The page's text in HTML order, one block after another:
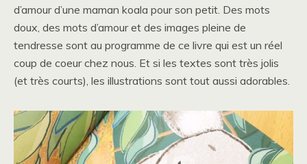
d’amour d’une maman koala pour son petit. Des mots
doux, des mots d’amour et des images pleine de
tendresse sont au programme de ce livre qui est un réel
coup de coeur chez nous. Et si les textes sont très jolis
(et très courts), les illustrations sont tout aussi adorables.